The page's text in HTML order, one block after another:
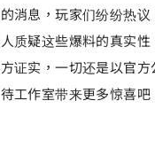
息，玩家们纷纷热议
质疑这些爆料的真实
证实，一切还是以官方
工作室带来更多惊喜吧